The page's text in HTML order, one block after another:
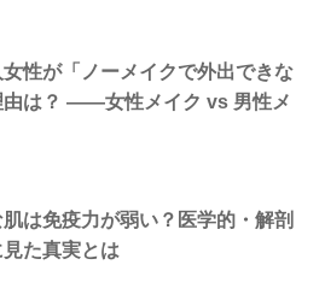
女性が「ノーメイクで外出できな
由は？ —―女性メイク vs 男性メ
は免疫力が弱い？医学的・解剖
た真実とは